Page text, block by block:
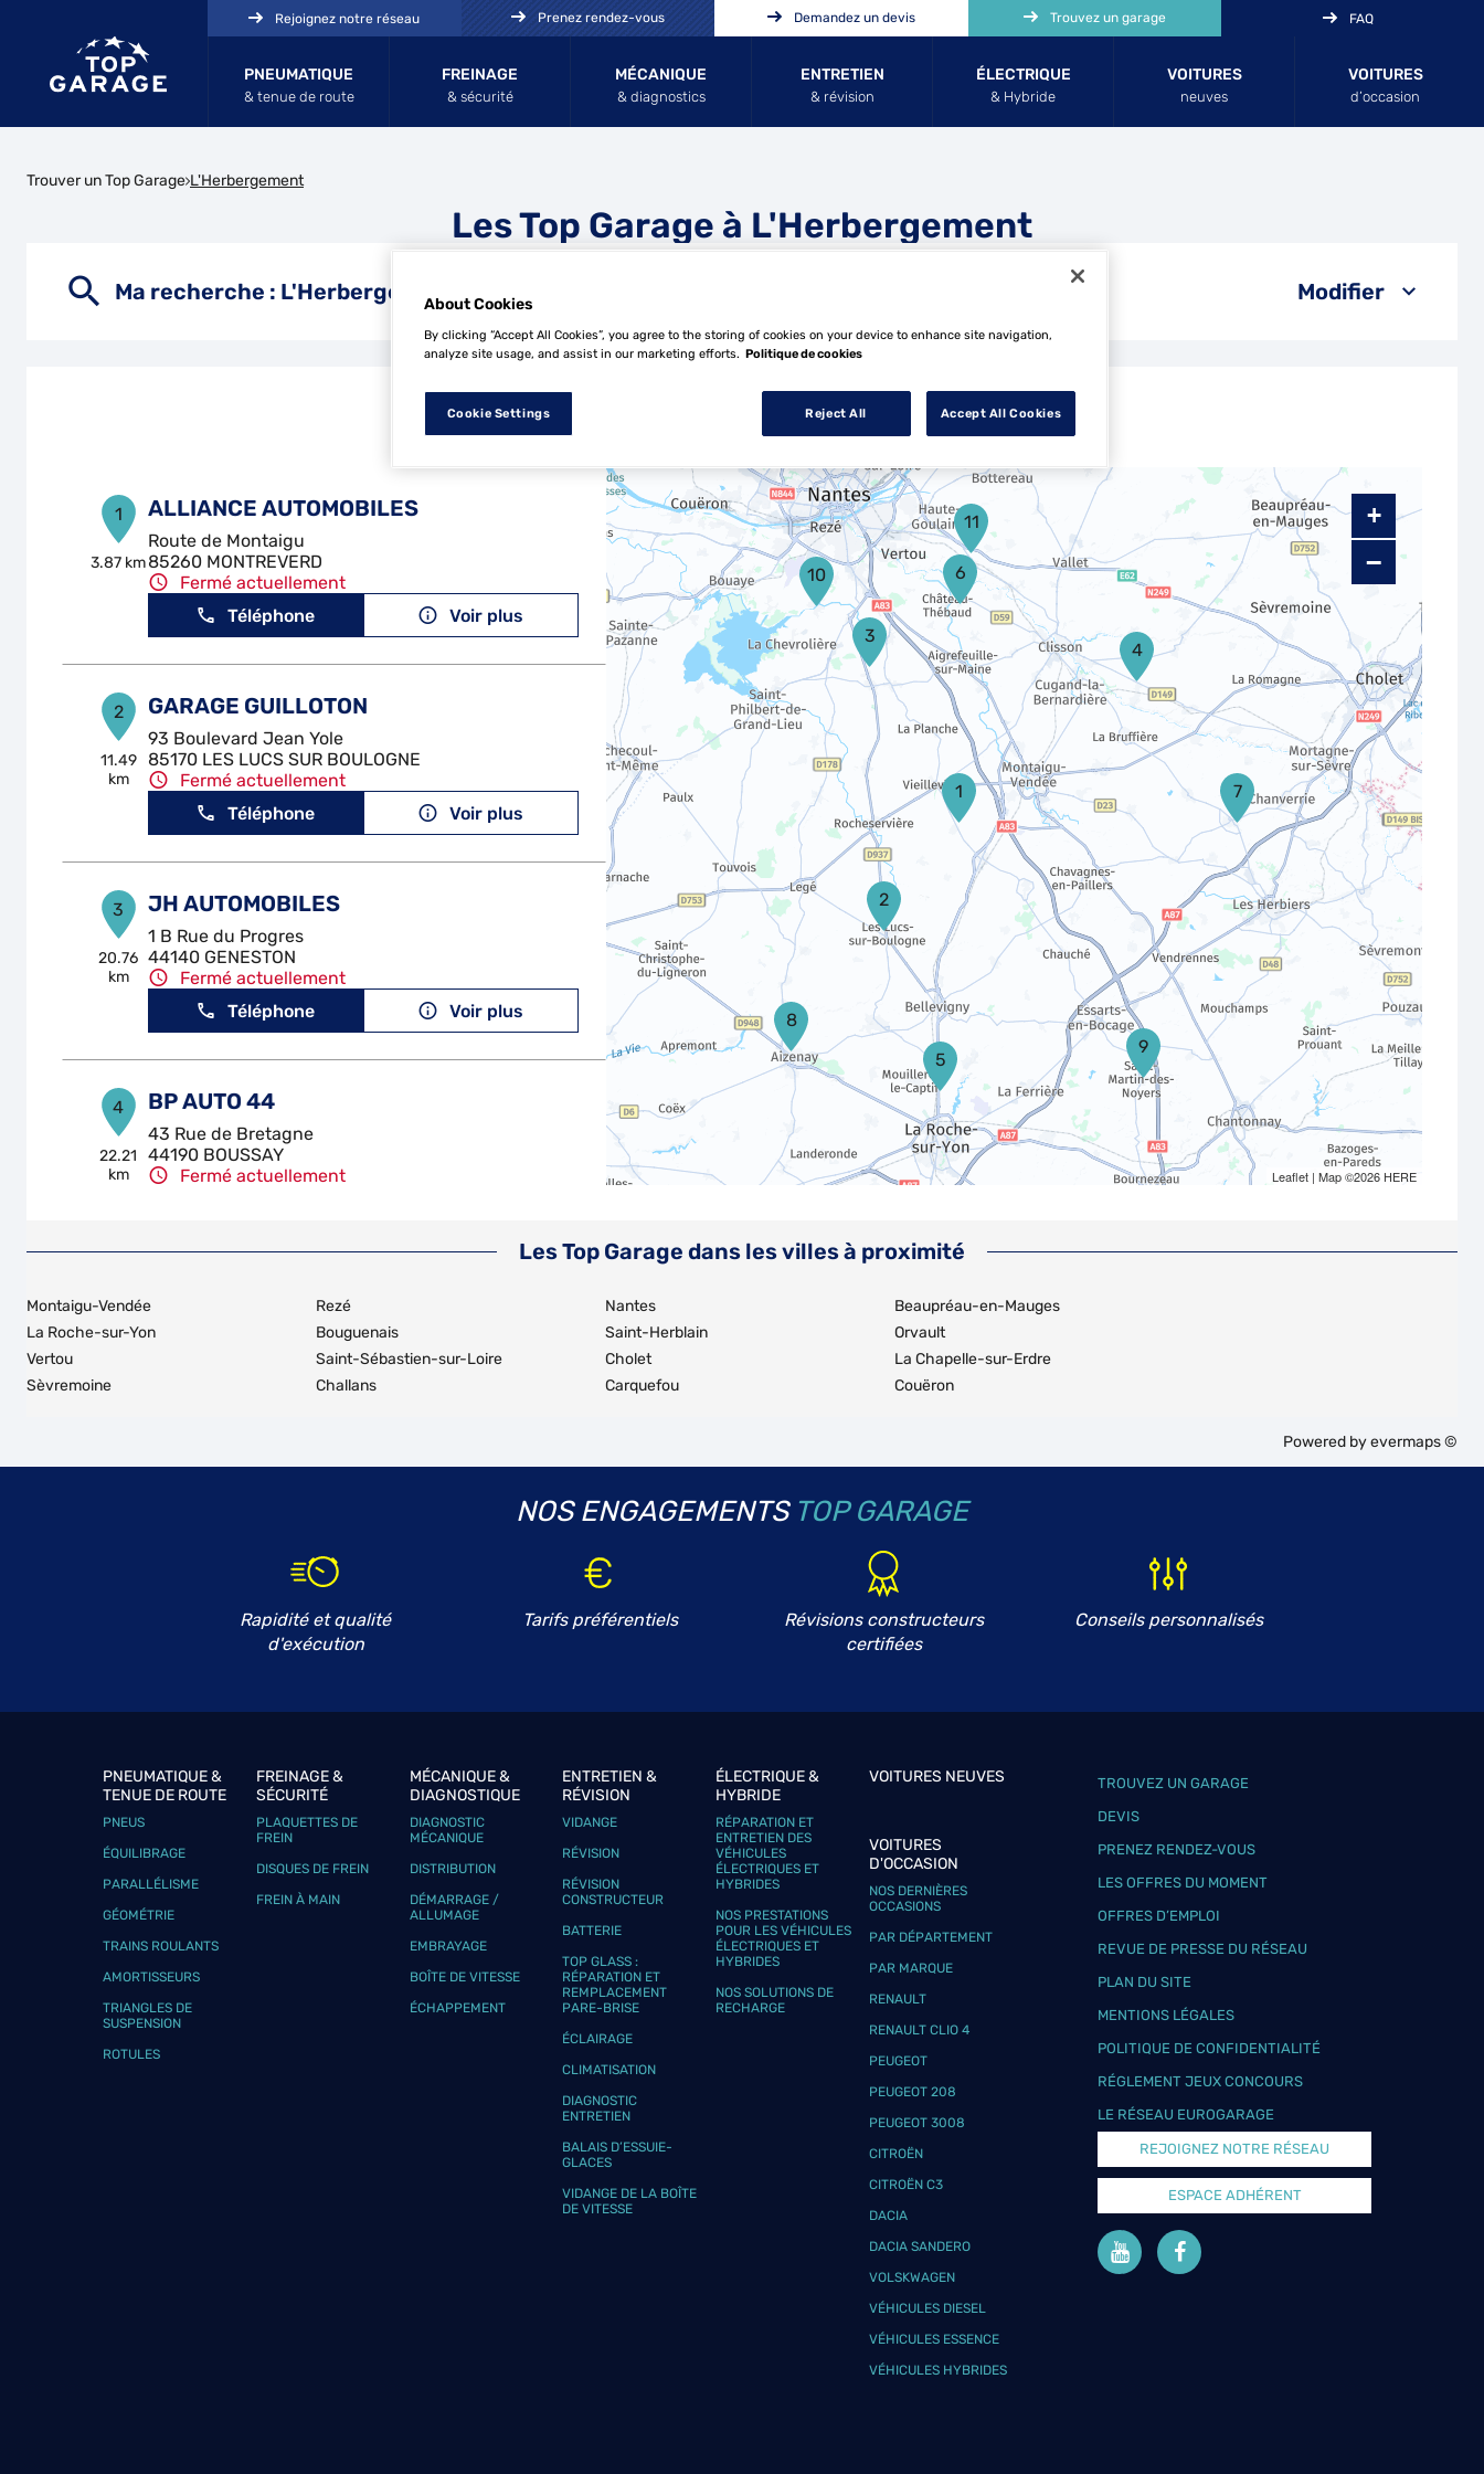
PNEUMATIQUE
& tenue de route
FREINAGE
& sécurité
MÉCANIQUE
& diagnostics
ENTRETIEN
& révision
ÉLECTRIQUE
& Hybride
VOITURES
neuves
VOITURES
d’occasion
Rejoignez notre réseau Prenez rendez-vous Demandez un devis Trouvez un garage FAQ
Trouver un Top Garage L'Herbergement
Les Top Garage à L'Herbergement
Ma recherche : L'Herbergement Modifier
11 Top Garage à L'Herbergement
1
3.87 km
ALLIANCE AUTOMOBILES
Route de Montaigu
85260 MONTREVERD
Fermé actuellement
Téléphone
Voir plus
2
11.49
km
GARAGE GUILLOTON
93 Boulevard Jean Yole
85170 LES LUCS SUR BOULOGNE
Fermé actuellement
Téléphone
Voir plus
3
20.76
km
JH AUTOMOBILES
1 B Rue du Progres
44140 GENESTON
Fermé actuellement
Téléphone
Voir plus
4
22.21
km
BP AUTO 44
43 Rue de Bretagne
44190 BOUSSAY
Fermé actuellement
5 UTILEO
106 Rue Jacques-Yves Cousteau
85000 MOUILLERON LE CAPTIF
Fermé actuellement
km
Fermé actuellement
Téléphone
Voir plus
25.73
CARROSSERIE FISSON
6 Route de Challans
85190 AIZENAY
Fermé actuellement
Voir plus
9
8
5
7
4
11
6
10
3
2
1
+
−
Leaflet| Map ©2026 HERE
Les Top Garage dans les villes à proximité
Montaigu-Vendée
La Roche-sur-Yon
Vertou
Sèvremoine
Rezé
Bouguenais
Saint-Sébastien-sur-Loire
Challans
Nantes
Saint-Herblain
Cholet
Carquefou
Beaupréau-en-Mauges
Orvault
La Chapelle-sur-Erdre
Couëron
Powered byevermaps ©
NOS ENGAGEMENTS TOP GARAGE
Rapidité et qualité
d'exécution
Tarifs préférentiels
Révisions constructeurs
certifiées
Conseils personnalisés
PNEUMATIQUE &
TENUE DE ROUTE
PNEUS
ÉQUILIBRAGE
PARALLÉLISME
GÉOMÉTRIE
TRAINS ROULANTS
AMORTISSEURS
TRIANGLES DE
SUSPENSION
ROTULES
FREINAGE &
SÉCURITÉ
PLAQUETTES DE
FREIN
DISQUES DE FREIN
FREIN À MAIN
MÉCANIQUE &
DIAGNOSTIQUE
DIAGNOSTIC
MÉCANIQUE
DISTRIBUTION
DÉMARRAGE /
ALLUMAGE
EMBRAYAGE
BOÎTE DE VITESSE
ÉCHAPPEMENT
ENTRETIEN &
RÉVISION
VIDANGE
RÉVISION
RÉVISION
CONSTRUCTEUR
BATTERIE
TOP GLASS :
RÉPARATION ET
REMPLACEMENT
PARE-BRISE
ÉCLAIRAGE
CLIMATISATION
DIAGNOSTIC
ENTRETIEN
BALAIS D’ESSUIE-
GLACES
VIDANGE DE LA BOÎTE
DE VITESSE
ÉLECTRIQUE &
HYBRIDE
RÉPARATION ET
ENTRETIEN DES
VÉHICULES
ÉLECTRIQUES ET
HYBRIDES
NOS PRESTATIONS
POUR LES VÉHICULES
ÉLECTRIQUES ET
HYBRIDES
NOS SOLUTIONS DE
RECHARGE
VOITURES NEUVES
VOITURES
D'OCCASION
NOS DERNIÈRES
OCCASIONS
PAR DÉPARTEMENT
PAR MARQUE
RENAULT
RENAULT CLIO 4
PEUGEOT
PEUGEOT 208
PEUGEOT 3008
CITROËN
CITROËN C3
DACIA
DACIA SANDERO
VOLSKWAGEN
VÉHICULES DIESEL
VÉHICULES ESSENCE
VÉHICULES HYBRIDES
TROUVEZ UN GARAGE
DEVIS
PRENEZ RENDEZ-VOUS
LES OFFRES DU MOMENT
OFFRES D’EMPLOI
REVUE DE PRESSE DU RÉSEAU
PLAN DU SITE
MENTIONS LÉGALES
POLITIQUE DE CONFIDENTIALITÉ
RÉGLEMENT JEUX CONCOURS
LE RÉSEAU EUROGARAGE
REJOIGNEZ NOTRE RÉSEAU
ESPACE ADHÉRENT
About Cookies
By clicking “Accept All Cookies”, you agree to the storing of cookies on your device to enhance site navigation,
analyze site usage, and assist in our marketing efforts. Politique de cookies
Cookie Settings Reject All Accept All Cookies